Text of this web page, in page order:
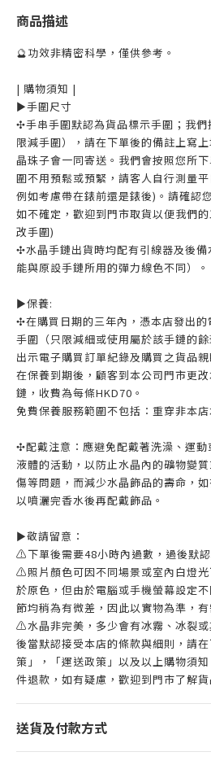
商品描述
🔮功效非精密科學，僅供參考。
| 購物須知 |
►手圍尺寸
✣手串手圍默認為貨品標示手圍；我
限減手圍），請在下單後的備註上寫
晶珠子會一同寄送。我們會按照您所
圍不用預鬆或預緊，請客人自行測量
例如考慮帶在錶前還是錶後)。請確認
如不確定，歡迎到門市取貨以便我們
改手圍)
✣水晶手鏈出貨時均配有引線器及後
能與原設手鏈所用的彈力線色不同）。
►保養:
✣在購買日期的三年內，憑本店發出
手圍（只限減細或使用屬於該手鏈的
出示電子購買訂單紀錄及購買之貨品
在保養到期後，顧客到本公司門市更
鏈，收費為每條HKD70。
免費保養服務範圍不包括：重穿非本
✣配戴注意：應避免配戴著洗澡、運
液體的活動，以防止水晶內的礦物變
傷等問題，而減少水晶飾品的壽命，
以噴灑完香水後再配戴飾品。
►敬請留意：
⚠️下單後需要48小時內過數，過後默認
⚠️照片顏色可因不同場景或室內白燈
於原色，但由於電腦或手機螢幕設定
節均稍為有微差，因此以實物為準，
⚠️水晶非完美，多少會有冰霧、冰裂
後當默認接受本店的條款與細則，請
策」，「運送政策」以及以上購物須
件退款，如有疑慮，歡迎到門市了解貨
送貨及付款方式